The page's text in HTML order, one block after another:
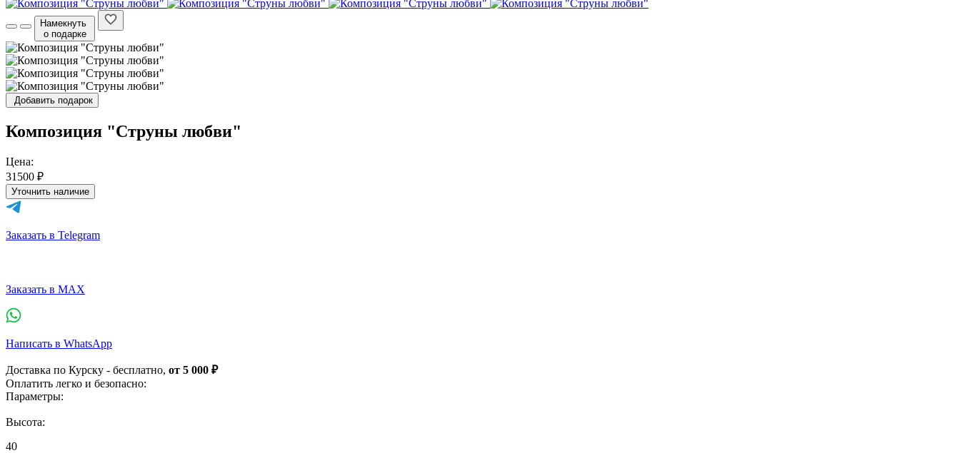
Намекнуть
о подарке
Добавить подарок
Композиция "Струны любви"
Цена:
31500 ₽
Уточнить наличие
Заказать в Telegram
Заказать в MAX
Написать в WhatsApp
Доставка по Курску - бесплатно, от 5 000 ₽
Оплатить легко и безопасно:
Параметры:
Высота:
40